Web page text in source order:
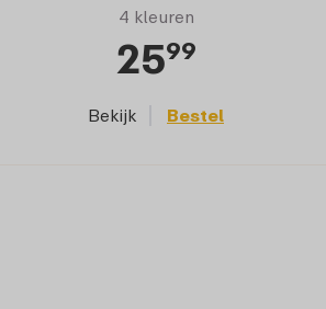
4 kleuren
2599
Bekijk Bestel